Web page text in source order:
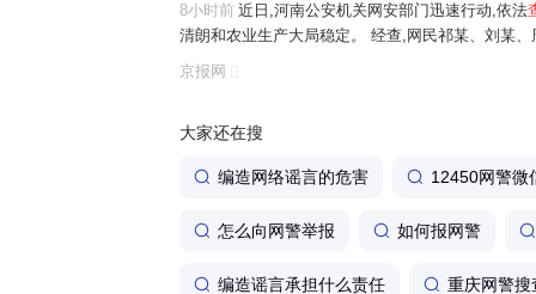
8小时前 近日,河南公安机关网安部门迅速行动,依法
清朗和农业生产大局稳定。 经查,网民祁某、刘某
等多人发布涉安阳、商丘、周口、济源等地"毁粮
京报网
大家还在搜
编造网络谣言的危害 12450网警微
怎么向网警举报 如何报网警
编造谣言承担什么责任 重庆网警搜